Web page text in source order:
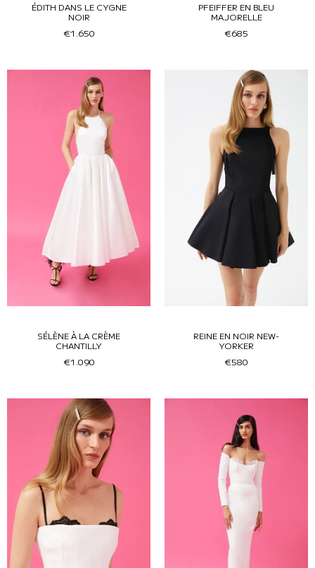
ÉDITH DANS LE CYGNE
NOIR
€1.650
PFEIFFER EN BLEU
MAJORELLE
€685
SÉLÈNE À LA CRÈME
CHANTILLY
€1.090
REINE EN NOIR NEW-
YORKER
€580